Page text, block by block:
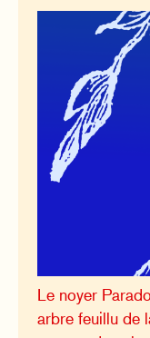
Le noyer
arbre feuillu de